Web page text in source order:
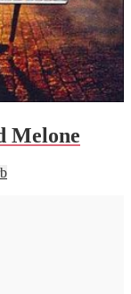
Melone